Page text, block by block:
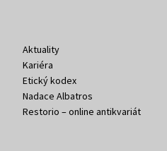
Aktuality
Kariéra
Etický kodex
Nadace Albatros
Restorio – online antikvariát